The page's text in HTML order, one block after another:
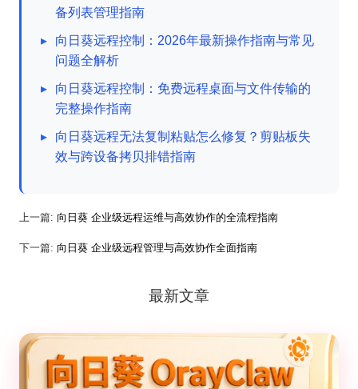
备列表管理指南
▸
向日葵远程控制：2026年最新操作指南与常见
问题全解析
▸
向日葵远程控制：免费远程桌面与文件传输的
完整操作指南
▸
向日葵远程无法复制粘贴怎么修复？剪贴板失
效与跨设备拷贝排错指南
上一篇: 向日葵 企业级远程运维与高效协作的全流程指南
下一篇: 向日葵 企业级远程管理与高效协作全面指南
最新文章